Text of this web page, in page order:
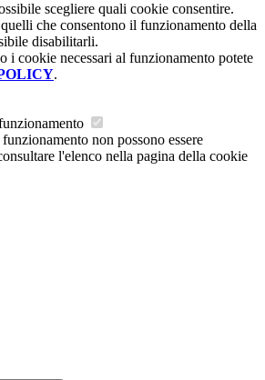
scegliere quali cookie consentire.
che consentono il funzionamento della
disabilitarli.
i cookie necessari al funzionamento potete
.
non possono essere
l'elenco nella pagina della cookie